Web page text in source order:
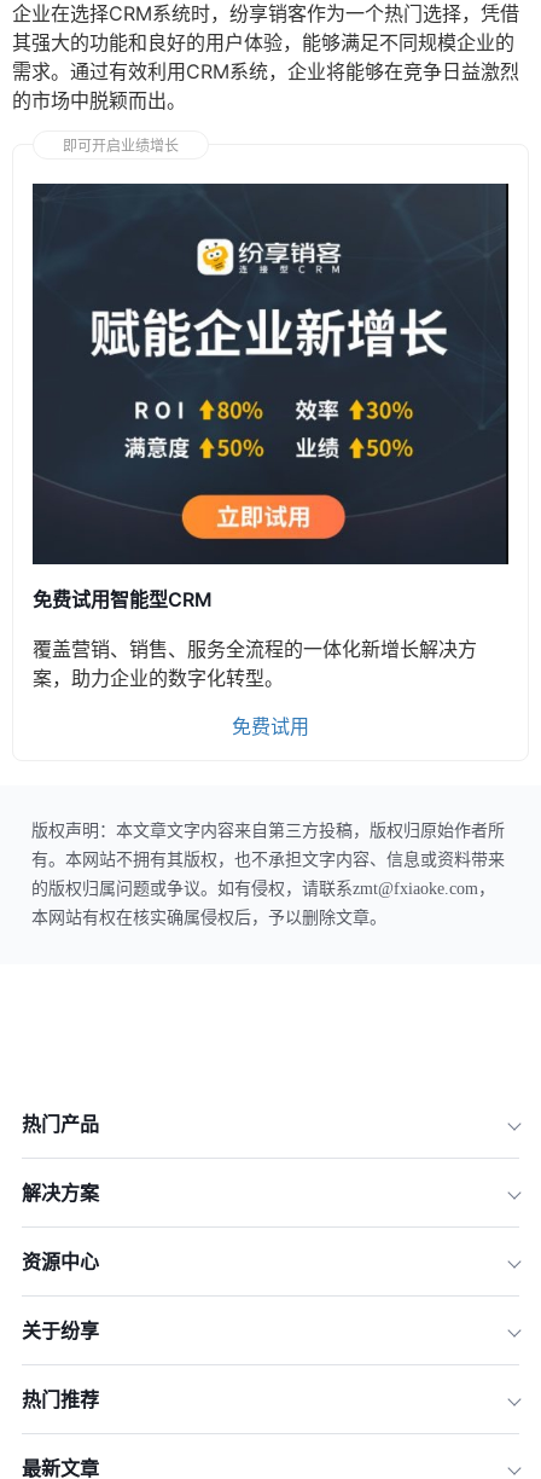
企业在选择CRM系统时，纷享销客作为一个热门选择，凭借
其强大的功能和良好的用户体验，能够满足不同规模企业的
需求。通过有效利用CRM系统，企业将能够在竞争日益激烈
的市场中脱颖而出。
即可开启业绩增长
免费试用智能型CRM
覆盖营销、销售、服务全流程的一体化新增长解决方
案，助力企业的数字化转型。
免费试用
版权声明：本文章文字内容来自第三方投稿，版权归原始作者所
有。本网站不拥有其版权，也不承担文字内容、信息或资料带来
的版权归属问题或争议。如有侵权，请联系zmt@fxiaoke.com，
本网站有权在核实确属侵权后，予以删除文章。
热门产品
解决方案
资源中心
关于纷享
热门推荐
最新文章